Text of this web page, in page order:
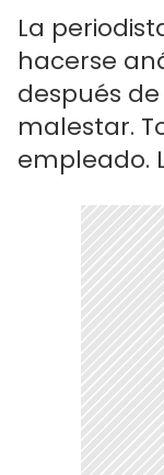
La
hacerse
después
malestar.
empleado.